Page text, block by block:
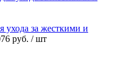
за жесткими и
руб. / шт